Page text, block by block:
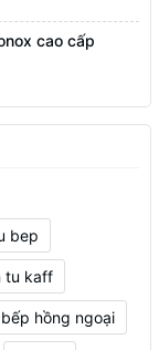
cao cấp
bep
tu kaff
bếp hồng ngoại